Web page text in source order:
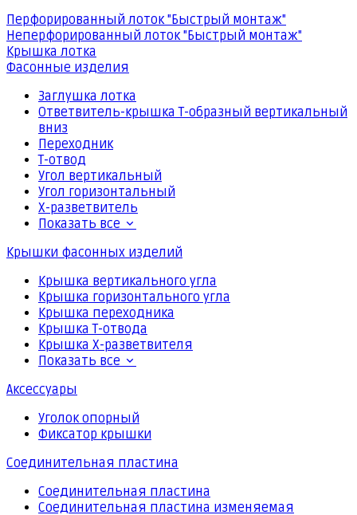
Перфорированный лоток "Быстрый монтаж"
Неперфорированный лоток "Быстрый монтаж"
Крышка лотка
Фасонные изделия
Заглушка лотка
Ответвитель-крышка Т-образный вертикальный
вниз
Переходник
Т-отвод
Угол вертикальный
Угол горизонтальный
Х-разветвитель
Показать все
Крышки фасонных изделий
Крышка вертикального угла
Крышка горизонтального угла
Крышка переходника
Крышка Т-отвода
Крышка Х-разветвителя
Показать все
Аксессуары
Уголок опорный
Фиксатор крышки
Соединительная пластина
Соединительная пластина
Соединительная пластина изменяемая